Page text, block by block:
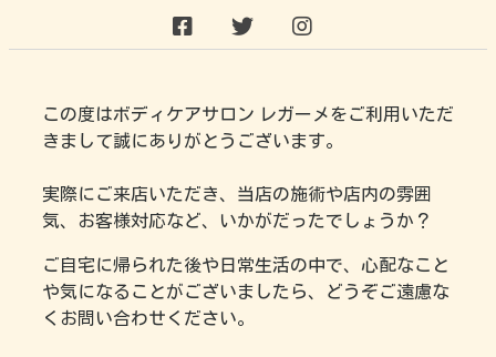
この度はボディケアサロン レガーメをご利用いただ
きまして誠にありがとうございます。
実際にご来店いただき、当店の施術や店内の雰囲
気、お客様対応など、いかがだったでしょうか？
ご自宅に帰られた後や日常生活の中で、心配なこと
や気になることがございましたら、どうぞご遠慮な
くお問い合わせください。